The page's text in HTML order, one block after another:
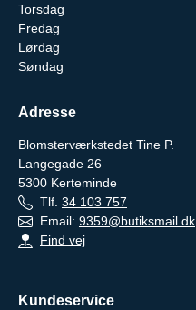
Torsdag
Fredag
Lørdag
Søndag
Adresse
Blomsterværkstedet Tine P.
Langegade 26
5300 Kerteminde
Tlf. 34 103 757
Email: 9359@butiksmail.dk
Find vej
Kundeservice